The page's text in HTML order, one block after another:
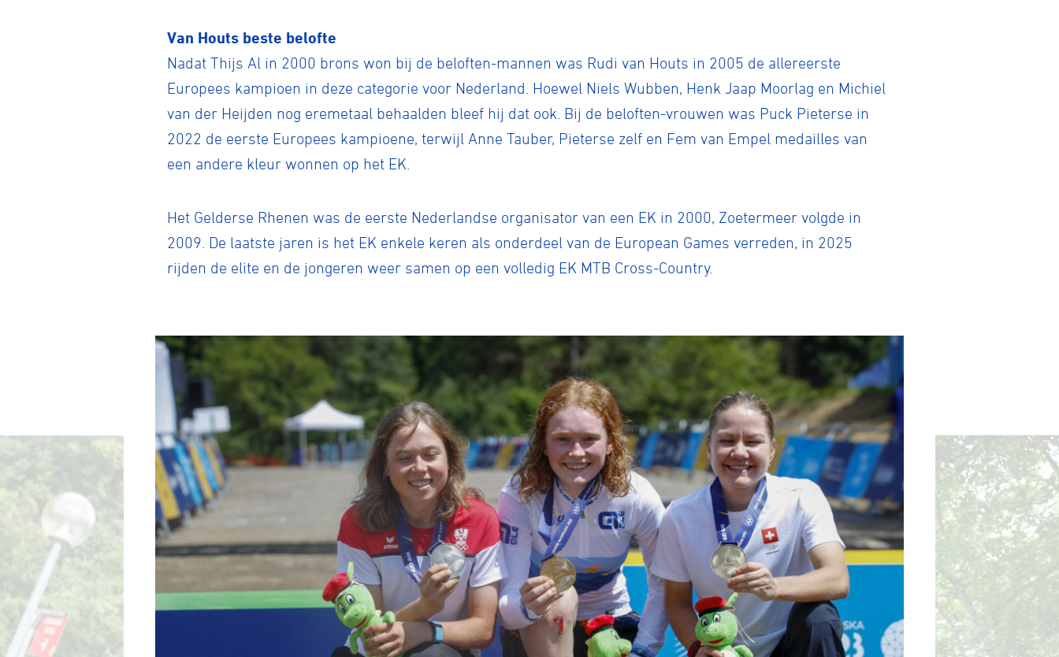
Van Houts beste belofte
Nadat Thijs Al in 2000 brons won bij de beloften-mannen was Rudi van Houts in 2005 de allereerste
Europees kampioen in deze categorie voor Nederland. Hoewel Niels Wubben, Henk Jaap Moorlag en Michiel
van der Heijden nog eremetaal behaalden bleef hij dat ook. Bij de beloften-vrouwen was Puck Pieterse in
2022 de eerste Europees kampioene, terwijl Anne Tauber, Pieterse zelf en Fem van Empel medailles van
een andere kleur wonnen op het EK.
Het Gelderse Rhenen was de eerste Nederlandse organisator van een EK in 2000, Zoetermeer volgde in
2009. De laatste jaren is het EK enkele keren als onderdeel van de European Games verreden, in 2025
rijden de elite en de jongeren weer samen op een volledig EK MTB Cross-Country.
Baanwielrennen
BMX freestyle Gravel
Veldrijden
Pumptrack Fixed gear